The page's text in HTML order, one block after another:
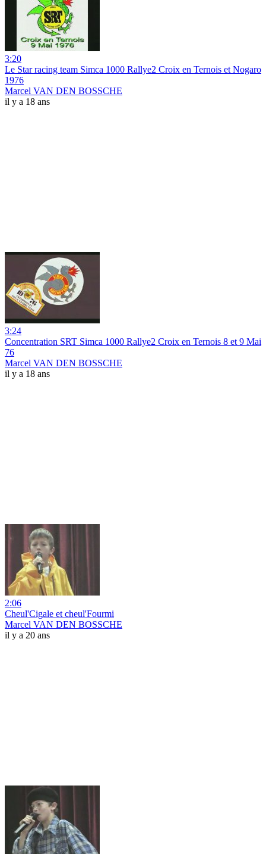
3:20
Le Star racing team Simca 1000 Rallye2 Croix en Ternois et Nogaro
1976
Marcel VAN DEN BOSSCHE
il y a 18 ans
3:24
Concentration SRT Simca 1000 Rallye2 Croix en Ternois 8 et 9 Mai
76
Marcel VAN DEN BOSSCHE
il y a 18 ans
2:06
Cheul'Cigale et cheul'Fourmi
Marcel VAN DEN BOSSCHE
il y a 20 ans